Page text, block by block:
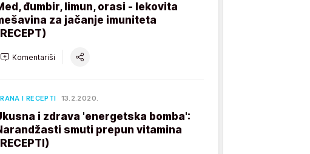
đumbir, limun, orasi - lekovita
za jačanje imuniteta
Komentariši
I RECEPTI 13.2.2020.
i zdrava 'energetska bomba':
smuti prepun vitamina